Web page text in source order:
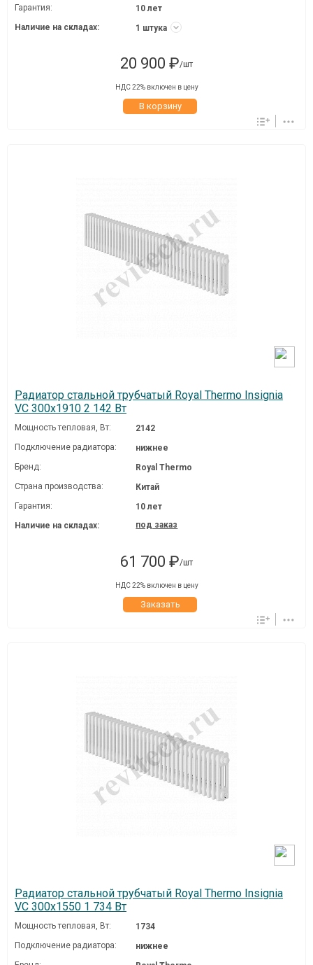
Гарантия:
10 лет
Наличие на складах:
1 штука
20 900 ₽/шт
НДС 22% включен в цену
В корзину
Радиатор стальной трубчатый Royal Thermo Insignia
VC 300x1910 2 142 Вт
Мощность тепловая, Вт:
2142
Подключение радиатора:
нижнее
Бренд:
Royal Thermo
Страна производства:
Китай
Гарантия:
10 лет
Наличие на складах:
под заказ
61 700 ₽/шт
НДС 22% включен в цену
Заказать
Радиатор стальной трубчатый Royal Thermo Insignia
VC 300x1550 1 734 Вт
Мощность тепловая, Вт:
1734
Подключение радиатора:
нижнее